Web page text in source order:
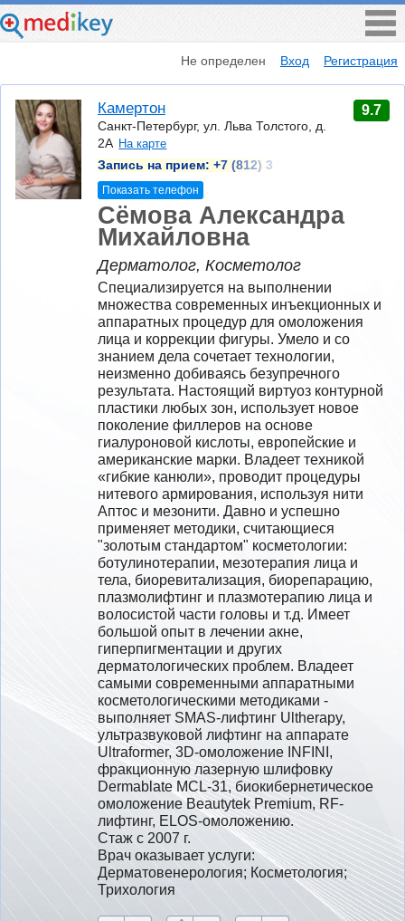
Не определен Вход Регистрация
Камертон
Санкт-Петербург, ул. Льва Толстого, д.
2А На карте
Запись на прием: +7 (812) 3
Показать телефон
9.7
Сёмова Александра
Михайловна
Дерматолог, Косметолог
Специализируется на выполнении
множества современных инъекционных и
аппаратных процедур для омоложения
лица и коррекции фигуры. Умело и со
знанием дела сочетает технологии,
неизменно добиваясь безупречного
результата. Настоящий виртуоз контурной
пластики любых зон, использует новое
поколение филлеров на основе
гиалуроновой кислоты, европейские и
американские марки. Владеет техникой
«гибкие канюли», проводит процедуры
нитевого армирования, используя нити
Аптос и мезонити. Давно и успешно
применяет методики, считающиеся
"золотым стандартом" косметологии:
ботулинотерапии, мезотерапия лица и
тела, биоревитализация, биорепарацию,
плазмолифтинг и плазмотерапию лица и
волосистой части головы и т.д. Имеет
большой опыт в лечении акне,
гиперпигментации и других
дерматологических проблем. Владеет
самыми современными аппаратными
косметологическими методиками -
выполняет SMAS-лифтинг Ultherapy,
ультразвуковой лифтинг на аппарате
Ultraformer, 3D-омоложение INFINI,
фракционную лазерную шлифовку
Dermablate MCL-31, биокибернетическое
омоложение Beautytek Premium, RF-
лифтинг, ELOS-омоложению.
Стаж с 2007 г.
Врач оказывает услуги:
Дерматовенерология; Косметология;
Трихология